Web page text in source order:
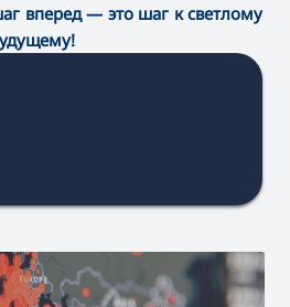
вперед — это шаг к светлому